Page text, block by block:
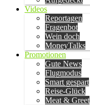
Videos
Reportagen
Fragenbot
Wein doch
MoneyTalks
Promotionen
Gute News
Flugmodus
Smart gespart
Reise-Glück
Meat & Greet